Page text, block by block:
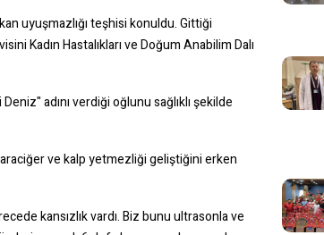
uyuşmazlığı teşhisi konuldu. Gittiği
Kadın Hastalıkları ve Doğum Anabilim Dalı
adını verdiği oğlunu sağlıklı şekilde
ve kalp yetmezliği geliştiğini erken
kansızlık vardı. Biz bunu ultrasonla ve